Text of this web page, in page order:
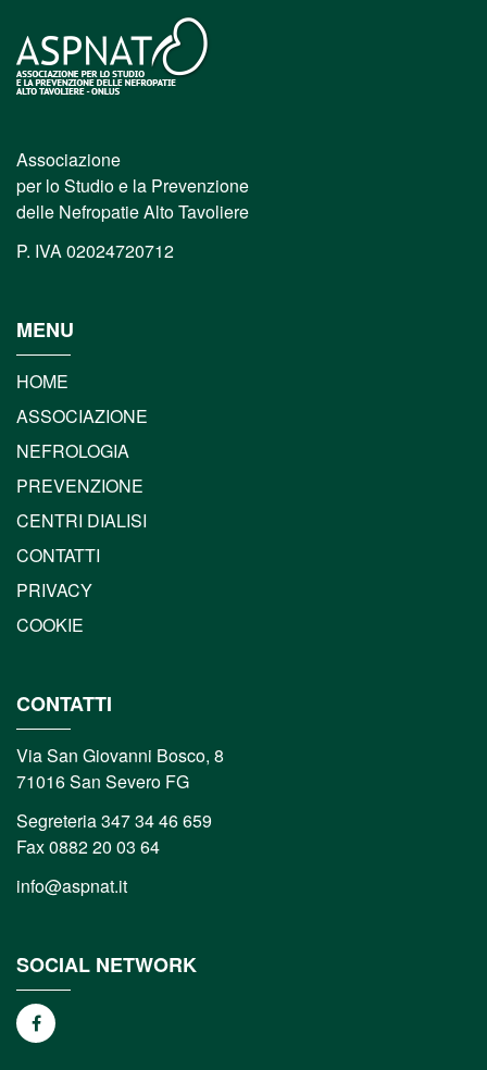
Associazione
per lo Studio e la Prevenzione
delle Nefropatie Alto Tavoliere
P. IVA 02024720712
MENU
HOME
ASSOCIAZIONE
NEFROLOGIA
PREVENZIONE
CENTRI DIALISI
CONTATTI
PRIVACY
COOKIE
CONTATTI
Via San Giovanni Bosco, 8
71016 San Severo FG
Segreteria 347 34 46 659
Fax 0882 20 03 64
info@aspnat.it
SOCIAL NETWORK